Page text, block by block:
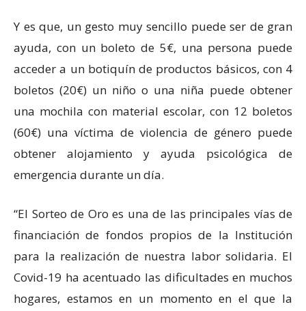
Y es que, un gesto muy sencillo puede ser de gran
ayuda, con un boleto de 5€, una persona puede
acceder a un botiquín de productos básicos, con 4
boletos (20€) un niño o una niña puede obtener
una mochila con material escolar, con 12 boletos
(60€) una víctima de violencia de género puede
obtener alojamiento y ayuda psicológica de
emergencia durante un día.
“El Sorteo de Oro es una de las principales vías de
financiación de fondos propios de la Institución
para la realización de nuestra labor solidaria. El
Covid-19 ha acentuado las dificultades en muchos
hogares, estamos en un momento en el que la